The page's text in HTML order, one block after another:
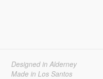
Designed in Alderney
Made in Los Santos